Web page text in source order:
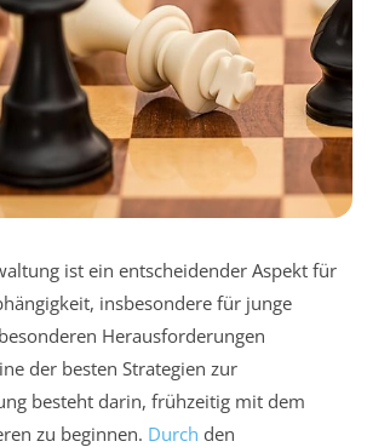
ist ein entscheidender Aspekt für
insbesondere für junge
Herausforderungen
der besten Strategien zur
besteht darin, frühzeitig mit dem
zu beginnen. Durch den